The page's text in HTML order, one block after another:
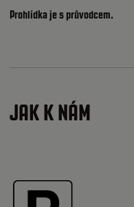
Prohlídka je s průvodcem.
JAK K NÁM